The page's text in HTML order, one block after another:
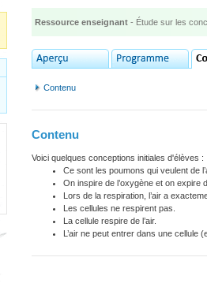
Ressource enseignant - Étude sur les
Contenu
Contenu
Voici quelques conceptions initiales d'élèves :
Ce sont les poumons qui veulent de
On inspire de l’oxygène et on expire
Lors de la respiration, l’air a
Les cellules ne respirent pas.
La cellule respire de l’air.
L’air ne peut entrer dans une cellule